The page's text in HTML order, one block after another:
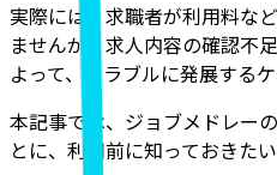
実際には、求職者が利用料な
ませんが、求人内容の確認不
よって、トラブルに発展するケ
本記事では、ジョブメドレー
とに、利用前に知っておきた